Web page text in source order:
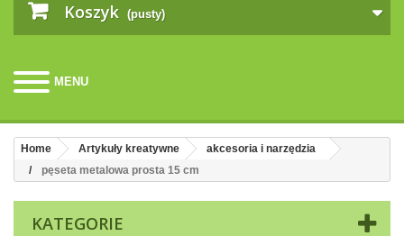
Koszyk (pusty)
MENU
Home Artykuły kreatywne
akcesoria i narzędzia
pęseta metalowa prosta 15 cm
KATEGORIE